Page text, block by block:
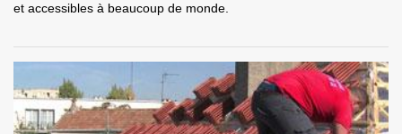
et accessibles à beaucoup de monde.